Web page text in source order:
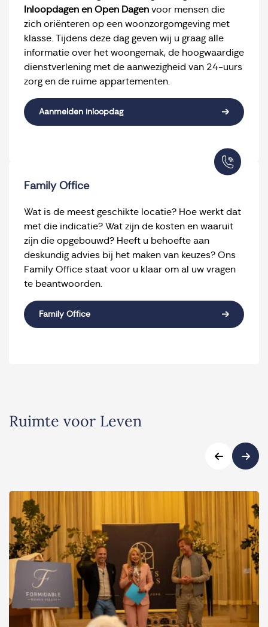
Inloopdagen en Open Dagen voor mensen die
zich oriënteren op een woonzorgomgeving met
klasse. Tijdens deze dag geven wij u graag alle
informatie over het woongemak, de hoogwaardige
dienstverlening met de aanwezigheid van 24-uurs
zorg en de ruime appartementen.
Aanmelden inloopdag
Family Office
Wat is de meest geschikte locatie? Hoe werkt dat
met die indicatie? Wat zijn de kosten en waaruit
zijn die opgebouwd? Heeft u behoefte aan
deskundig advies bij het maken van keuzes? Ons
Family Office staat voor u klaar om al uw vragen
te beantwoorden.
Family Office
Ruimte voor Leven